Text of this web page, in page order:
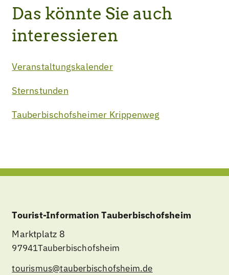
Das könnte Sie auch
interessieren
Veranstaltungskalender
Sternstunden
Tauberbischofsheimer Krippenweg
Tourist-Information Tauberbischofsheim
Marktplatz 8
97941Tauberbischofsheim
tourismus@tauberbischofsheim.de